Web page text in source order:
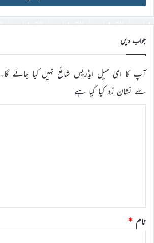
ڈی
درج
کریں
جواب دیں
آپ کا ای میل ایڈریس شائع نہیں کیا جائے گا۔
سے نشان زد کیا گیا ہے
نام *